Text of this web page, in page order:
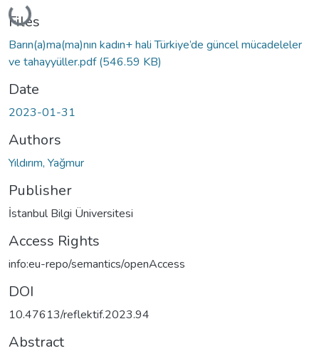
Loading...
Files
Barın(a)ma(ma)nın kadın+ hali Türkiye’de güncel mücadeleler
ve tahayyüller.pdf(546.59 KB)
Date
2023-01-31
Authors
Yıldırım, Yağmur
Publisher
İstanbul Bilgi Üniversitesi
Access Rights
info:eu-repo/semantics/openAccess
DOI
10.47613/reflektif.2023.94
Abstract